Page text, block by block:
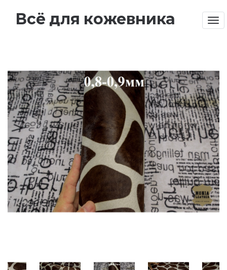
Всё для кожевника